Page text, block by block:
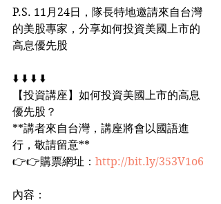
P.S. 11月24日，隊長特地邀請來自台灣
的美股專家，分享如何投資美國上市的
高息優先股
⬇️ ⬇️ ⬇️ ⬇️
【投資講座】如何投資美國上市的高息
優先股？
**講者來自台灣，講座將會以國語進
行，敬請留意**
👉👉購票網址： http://bit.ly/353V1o6
內容：